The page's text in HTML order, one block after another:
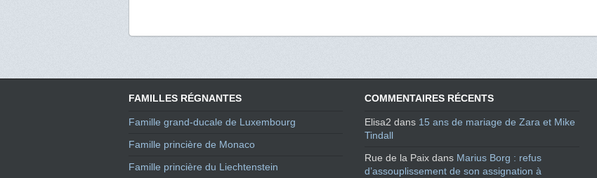
FAMILLES RÉGNANTES
Famille grand-ducale de Luxembourg
Famille princière de Monaco
Famille princière du Liechtenstein
COMMENTAIRES RÉCENTS
Elisa2 dans 15 ans de mariage de Zara et Mike
Tindall
Rue de la Paix dans Marius Borg : refus
d’assouplissement de son assignation à